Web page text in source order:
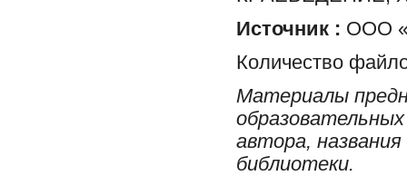
Источник : ООО
Количество
Материалы
автора,
библиотеки.